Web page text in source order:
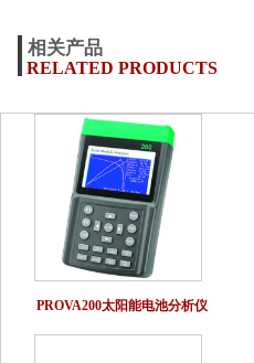
相关产品
RELATED PRODUCTS
PROVA200太阳能电池分析仪